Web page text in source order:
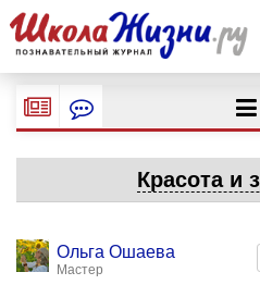
Красота и
Ольга Ошаева
Мастер